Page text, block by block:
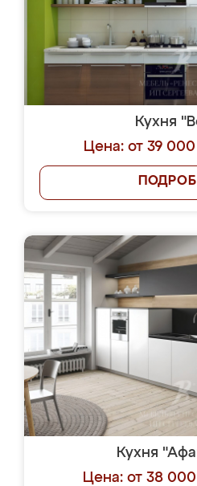
Кухня
Цена: от 39
Кухня
Цена: от 38